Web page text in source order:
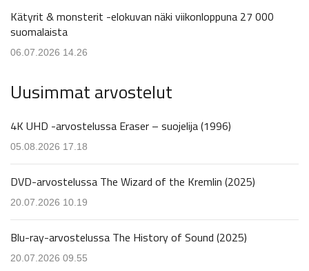
Kätyrit & monsterit -elokuvan näki viikonloppuna 27 000
suomalaista
06.07.2026 14.26
Uusimmat arvostelut
4K UHD -arvostelussa Eraser – suojelija (1996)
05.08.2026 17.18
DVD-arvostelussa The Wizard of the Kremlin (2025)
20.07.2026 10.19
Blu-ray-arvostelussa The History of Sound (2025)
20.07.2026 09.55